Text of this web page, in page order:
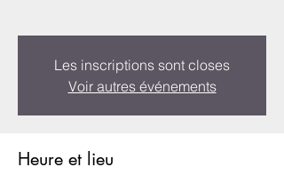
Les inscriptions sont closes
Voir autres événements
Heure et lieu